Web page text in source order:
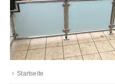
Startseite